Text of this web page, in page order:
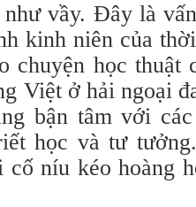
vầy. Đây là
kinh niên của
chuyện học thuật
Việt ở hải ngoại
bận tâm với
học và tư
níu kéo hoàng